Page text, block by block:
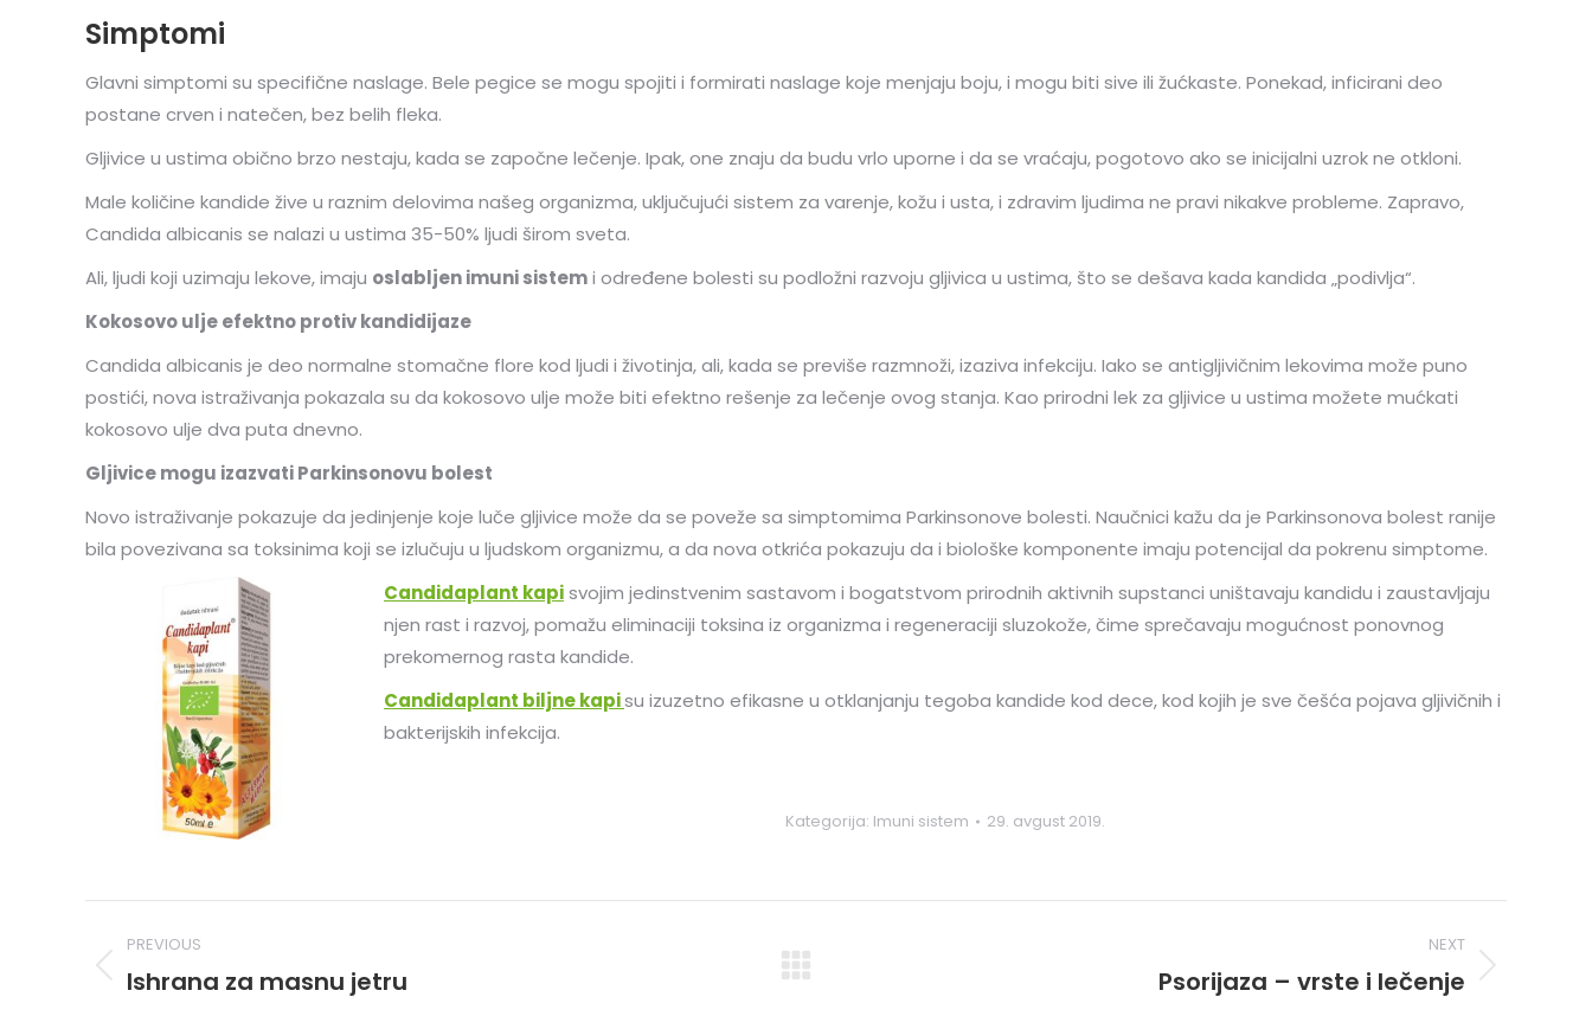
Simptomi
Glavni simptomi su specifične naslage. Bele pegice se mogu spojiti i formirati naslage koje menjaju boju, i mogu biti sive ili žućkaste. Ponekad, inficirani deo
postane crven i natečen, bez belih fleka.
Gljivice u ustima obično brzo nestaju, kada se započne lečenje. Ipak, one znaju da budu vrlo uporne i da se vraćaju, pogotovo ako se inicijalni uzrok ne otkloni.
Male količine kandide žive u raznim delovima našeg organizma, uključujući sistem za varenje, kožu i usta, i zdravim ljudima ne pravi nikakve probleme. Zapravo,
Candida albicanis se nalazi u ustima 35-50% ljudi širom sveta.
Ali, ljudi koji uzimaju lekove, imaju oslabljen imuni sistemi određene bolesti su podložni razvoju gljivica u ustima, što se dešava kada kandida „podivlja“.
Kokosovo ulje efektno protiv kandidijaze
Candida albicanis je deo normalne stomačne flore kod ljudi i životinja, ali, kada se previše razmnoži, izaziva infekciju. Iako se antigljivičnim lekovima može puno
postići, nova istraživanja pokazala su da kokosovo ulje može biti efektno rešenje za lečenje ovog stanja. Kao prirodni lek za gljivice u ustima možete mućkati
kokosovo ulje dva puta dnevno.
Gljivice mogu izazvati Parkinsonovu bolest
Novo istraživanje pokazuje da jedinjenje koje luče gljivice može da se poveže sa simptomima Parkinsonove bolesti. Naučnici kažu da je Parkinsonova bolest ranije
bila povezivana sa toksinima koji se izlučuju u ljudskom organizmu, a da nova otkrića pokazuju da i biološke komponente imaju potencijal da pokrenu simptome.
Candidaplant kapisvojim jedinstvenim sastavom i bogatstvom prirodnih aktivnih supstanci uništavaju kandidu i zaustavljaju
njen rast i razvoj, pomažu eliminaciji toksina iz organizma i regeneraciji sluzokože, čime sprečavaju mogućnost ponovnog
prekomernog rasta kandide.
Candidaplant biljne kapisu izuzetno efikasne u otklanjanju tegoba kandide kod dece, kod kojih je sve češća pojava gljivičnih i
bakterijskih infekcija.
Kategorija: Imuni sistem 29. avgust 2019.
Post
navigation
PREVIOUS
Previous
Ishrana za masnu jetru
NEXT
Psorijaza – vrste i lečenje